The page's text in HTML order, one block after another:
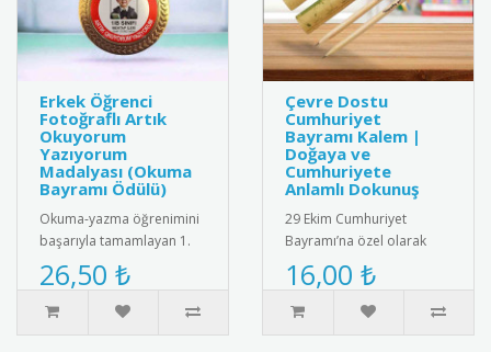
Erkek Öğrenci
Fotoğraflı Artık
Okuyorum
Yazıyorum
Madalyası (Okuma
Bayramı Ödülü)
Okuma-yazma öğrenimini
başarıyla tamamlayan 1.
sınıf erkek öğrencileri için
hazırlanan, öğrencinin f..
26,50 ₺
Çevre Dostu
Cumhuriyet
Bayramı Kalem |
Doğaya ve
Cumhuriyete
Anlamlı Dokunuş
29 Ekim Cumhuriyet
Bayramı’na özel olarak
tasarlanmış çevre dostu
kalem. Kalemin arka
kısmında yer a..
16,00 ₺